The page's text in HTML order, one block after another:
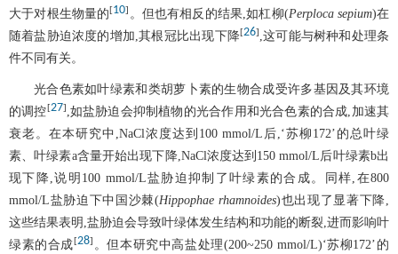
大于对根生物量的[10] 。但也有相反的结果,如杠柳(Perploca sepium)在
随着盐胁迫浓度的增加,其根冠比出现下降[26] ,这可能与树种和处理条
件不同有关。
光合色素如叶绿素和类胡萝卜素的生物合成受许多基因及其环境
的调控[27] ,如盐胁迫会抑制植物的光合作用和光合色素的合成,加速其
衰老。在本研究中,NaCl浓度达到100 mmol/L后,‘苏柳172’的总叶绿
素、叶绿素a含量开始出现下降,NaCl浓度达到150 mmol/L后叶绿素b出
现下降,说明100 mmol/L盐胁迫抑制了叶绿素的合成。同样,在800
mmol/L盐胁迫下中国沙棘(Hippophae rhamnoides)也出现了显著下降,
这些结果表明,盐胁迫会导致叶绿体发生结构和功能的断裂,进而影响叶
绿素的合成[28] 。但本研究中高盐处理(200~250 mmol/L)‘苏柳172’的